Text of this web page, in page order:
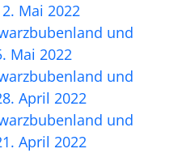
Mai 2022
und
Mai 2022
und
April 2022
und
April 2022